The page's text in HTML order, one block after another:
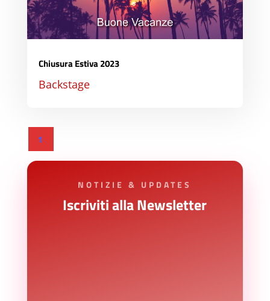
Chiusura Estiva 2023
Backstage
1
NOTIZIE & UPDATES
Iscriviti alla Newsletter